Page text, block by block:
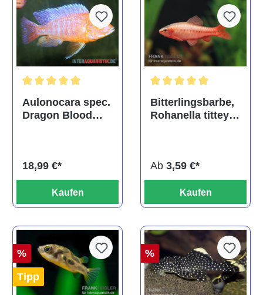
Aulonocara spec.
Dragon Blood
18,99 €*
Kaufen
Bitterlingsbarbe,
Rohanella titteya,
Ab 3,59 €*
Kaufen
%
Tipp
%